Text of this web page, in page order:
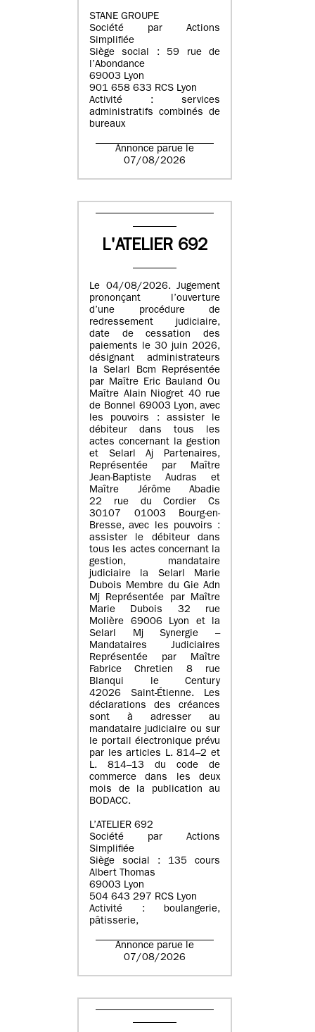
STANE GROUPE
Société par Actions
Simplifiée
Siège social : 59 rue de
l’Abondance
69003 Lyon
901 658 633 RCS Lyon
Activité : services
administratifs combinés de
bureaux
Annonce parue le
07/08/2026
L'ATELIER 692
Le 04/08/2026. Jugement
prononçant l’ouverture
d’une procédure de
redressement judiciaire,
date de cessation des
paiements le 30 juin 2026,
désignant administrateurs
la Selarl Bcm Représentée
par Maître Eric Bauland Ou
Maître Alain Niogret 40 rue
de Bonnel 69003 Lyon, avec
les pouvoirs : assister le
débiteur dans tous les
actes concernant la gestion
et Selarl Aj Partenaires,
Représentée par Maître
Jean-Baptiste Audras et
Maître Jérôme Abadie
22 rue du Cordier Cs
30107 01003 Bourg-en-
Bresse, avec les pouvoirs :
assister le débiteur dans
tous les actes concernant la
gestion, mandataire
judiciaire la Selarl Marie
Dubois Membre du Gie Adn
Mj Représentée par Maître
Marie Dubois 32 rue
Molière 69006 Lyon et la
Selarl Mj Synergie –
Mandataires Judiciaires
Représentée par Maître
Fabrice Chretien 8 rue
Blanqui le Century
42026 Saint-Étienne. Les
déclarations des créances
sont à adresser au
mandataire judiciaire ou sur
le portail électronique prévu
par les articles L. 814–2 et
L. 814–13 du code de
commerce dans les deux
mois de la publication au
BODACC.
L’ATELIER 692
Société par Actions
Simplifiée
Siège social : 135 cours
Albert Thomas
69003 Lyon
504 643 297 RCS Lyon
Activité : boulangerie,
pâtisserie,
Annonce parue le
07/08/2026